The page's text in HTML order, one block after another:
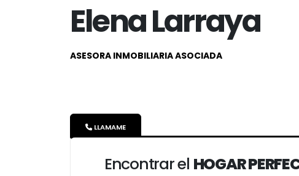
Elena Larraya
ASESORA INMOBILIARIA ASOCIADA
LLAMAME
Encontrar el HOGAR